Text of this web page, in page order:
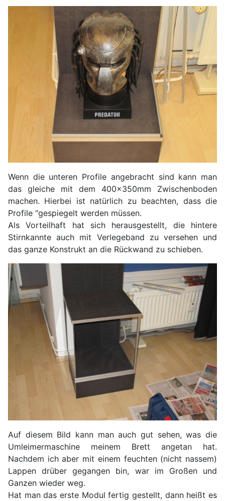
Wenn die unteren Profile angebracht sind kann man
das gleiche mit dem 400x350mm Zwischenboden
machen. Hierbei ist natürlich zu beachten, dass die
Profile "gespiegelt werden müssen.
Als Vorteilhaft hat sich herausgestellt, die hintere
Stirnkannte auch mit Verlegeband zu versehen und
das ganze Konstrukt an die Rückwand zu schieben.
Auf diesem Bild kann man auch gut sehen, was die
Umleimermaschine meinem Brett angetan hat.
Nachdem ich aber mit einem feuchten (nicht nassem)
Lappen drüber gegangen bin, war im Großen und
Ganzen wieder weg.
Hat man das erste Modul fertig gestellt, dann heißt es